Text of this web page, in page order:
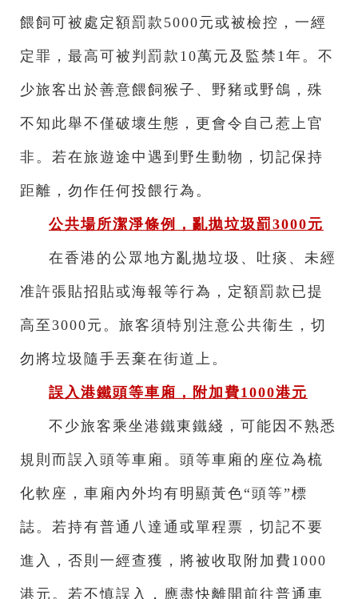
餵飼可被處定額罰款5000元或被檢控，一經
定罪，最高可被判罰款10萬元及監禁1年。不
少旅客出於善意餵飼猴子、野豬或野鴿，殊
不知此舉不僅破壞生態，更會令自己惹上官
非。若在旅遊途中遇到野生動物，切記保持
距離，勿作任何投餵行為。
公共場所潔淨條例，亂拋垃圾罰3000元
在香港的公眾地方亂拋垃圾、吐痰、未經
准許張貼招貼或海報等行為，定額罰款已提
高至3000元。旅客須特別注意公共衞生，切
勿將垃圾隨手丟棄在街道上。
誤入港鐵頭等車廂，附加費1000港元
不少旅客乘坐港鐵東鐵綫，可能因不熟悉
規則而誤入頭等車廂。頭等車廂的座位為梳
化軟座，車廂內外均有明顯黃色“頭等”標
誌。若持有普通八達通或單程票，切記不要
進入，否則一經查獲，將被收取附加費1000
港元。若不慎誤入，應盡快離開前往普通車